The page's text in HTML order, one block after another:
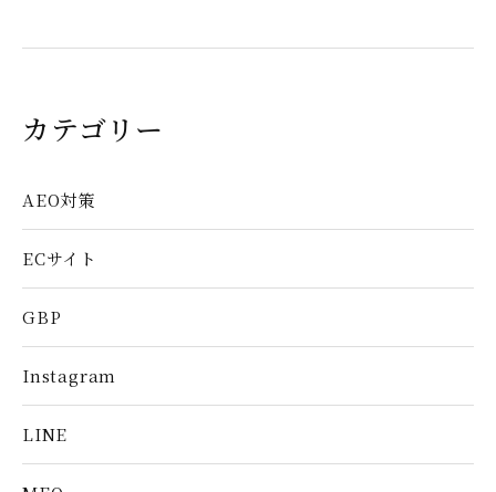
カテゴリー
AEO対策
ECサイト
GBP
Instagram
LINE